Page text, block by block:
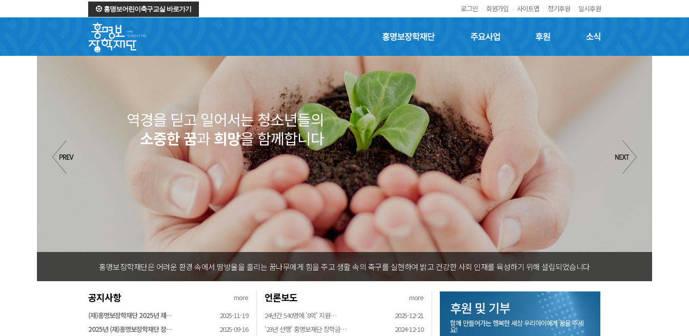
홍명보어린이축구교실 바로가기 로그인 회원가입 사이트맵 정기후원 일시후원
홍명보장학재단 주요사업 후원 소식
역경을 딛고 일어서는 청소년들의
소중한 꿈과희망을 함께합니다
홍명보장학재단은 어려운 환경 속에서 땀방울을 흘리는 꿈나무에게 힘을 주고 생활 속의 축구를 실현하여 밝고 건강한 사회 인재를 육성하기 위해 설립되었습니다
공지사항
more
(재)홍명보장학재단 2025년 제…
2025-11-19
2025년 (재)홍명보장학재단 장…
2025-09-16
언론보도
more
24년간 540명에 '8억' 지원…
2025-12-21
'23년 선행' 홍명보재단 장학금…
2024-12-10
후원 및 기부
함께 만들어가는 행복한 세상 우리아이에게 꿈을 주세
요!